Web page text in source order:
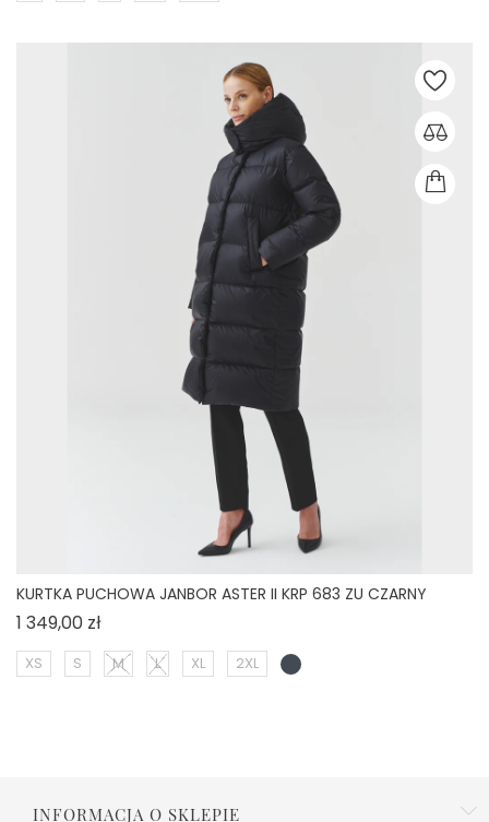
KURTKA PUCHOWA JANBOR ASTER II KRP 683 ZU CZARNY
1 349,00 złCena
XS S M L XL 2XL
INFORMACJA O SKLEPIE